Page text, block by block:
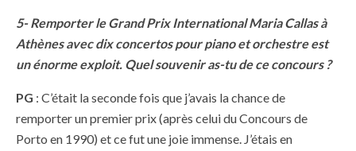
5- Remporter le Grand Prix International Maria Callas à
Athènes avec dix concertos pour piano et orchestre est
un énorme exploit. Quel souvenir as-tu de ce concours ?
PG : C’était la seconde fois que j’avais la chance de
remporter un premier prix (après celui du Concours de
Porto en 1990) et ce fut une joie immense. J’étais en